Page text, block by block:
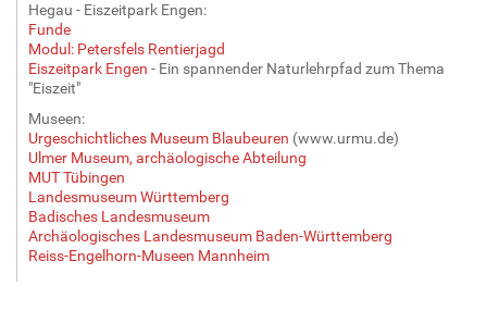
Hegau - Eiszeitpark Engen:
Funde
Modul: Petersfels Rentierjagd
Eiszeitpark Engen - Ein spannender Naturlehrpfad zum Thema
"Eiszeit"
Museen:
Urgeschichtliches Museum Blaubeuren (www.urmu.de)
Ulmer Museum, archäologische Abteilung
MUT Tübingen
Landesmuseum Württemberg
Badisches Landesmuseum
Archäologisches Landesmuseum Baden-Württemberg
Reiss-Engelhorn-Museen Mannheim